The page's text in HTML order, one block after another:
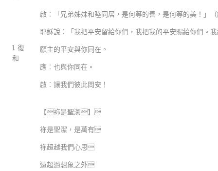
1. 復
和
啟︰「兄弟姊妹和睦同居，是何等的善，是何等的美！」（
耶穌說：「我把平安留給你們，我把我的平安賜給你們。
願主的平安與你同在。
應︰也與你同在。
啟︰讓我們彼此問安！
【袮是聖潔】
袮是聖潔，是萬有
袮超越我們心思
遠超過想象之外